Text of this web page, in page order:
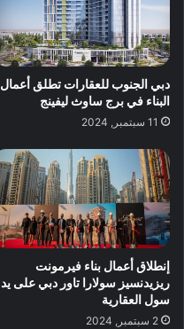
دبي الجنوب للعقارات تطلق أعمال
البناء في برج ساوث ليفينج
11 سبتمبر, 2024
إنطلاق أعمال بناء فيرمونت
ريزيدنسيز سولارا تاور دبي على يد
سول العقارية
2 سبتمبر, 2024